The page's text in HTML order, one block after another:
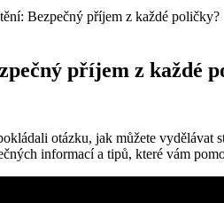
Bezpečný příjem z každé poličky?
příjem z každé
otázku, jak můžete
informací a tipů, které vám